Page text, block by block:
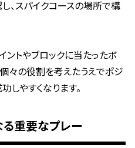
、スパイクコースの場所で構
ントやブロックに当たったボ
々の役割を考えたうえでポジ
しやすくなります。
重要なプレー